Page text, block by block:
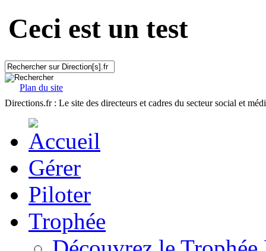
Ceci est un test
Plan du site
Directions.fr : Le site des directeurs et cadres du secteur social et
Gérer
Piloter
Trophée